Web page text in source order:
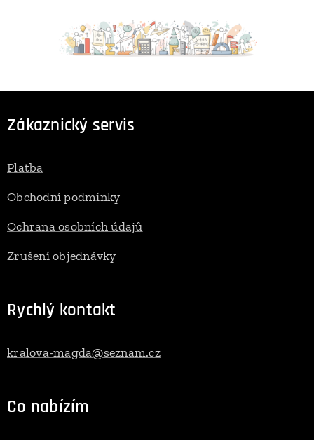
Zákaznický servis
Platba
Obchodní podmínky
Ochrana osobních údajů
Zrušení objednávky
Rychlý kontakt
kralova-magda@seznam.cz
Co nabízím